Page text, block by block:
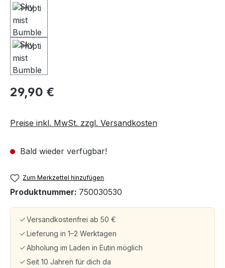
29,90 €
Preise inkl. MwSt. zzgl. Versandkosten
Bald wieder verfügbar!
Zum Merkzettel hinzufügen
Produktnummer: 750030530
Versandkostenfrei ab 50 €
Lieferung in 1–2 Werktagen
Abholung im Laden in Eutin möglich
Seit 10 Jahren für dich da